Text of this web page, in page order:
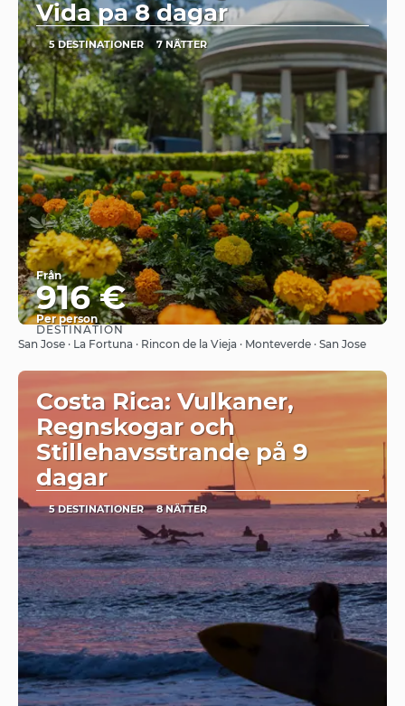
Vida pa 8 dagar
5 DESTINATIONER 7 NÄTTER
Från
916 €
Per person
Se
DESTINATION
San Jose · La Fortuna · Rincon de la Vieja · Monteverde · San Jose
Costa Rica: Vulkaner,
Regnskogar och
Stillehavsstrande på 9
dagar
5 DESTINATIONER 8 NÄTTER